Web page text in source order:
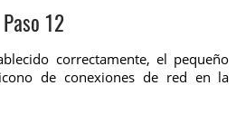
Paso 12
correctamente, el pequeño
de conexiones de red en la